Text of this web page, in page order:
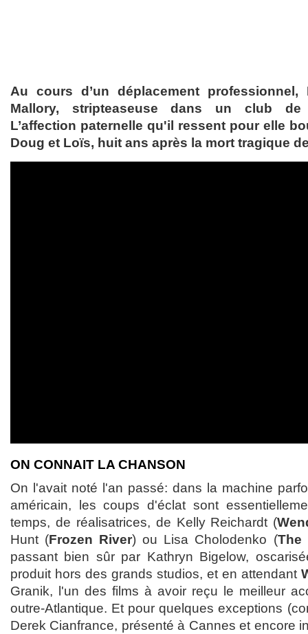
Au cours d’un déplacement professionnel,
Mallory, stripteaseuse dans un club de
L’affection paternelle qu'il ressent pour elle
Doug et Loïs, huit ans après la mort tragique
ON CONNAIT LA CHANSON
On l'avait noté l'an passé: dans la machine
américain, les coups d'éclat sont
temps, de réalisatrices, de Kelly Reichardt (
Hunt (Frozen River) ou Lisa Cholodenko (The
passant bien sûr par Kathryn Bigelow,
produit hors des grands studios, et en attendant
Granik, l'un des films à avoir reçu le meilleur
outre-Atlantique. Et pour quelques exceptions
Derek Cianfrance, présenté à Cannes et encore